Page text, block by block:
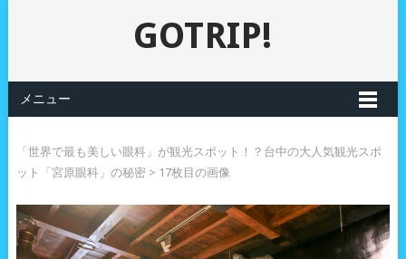
GOTRIP!
メニュー
「世界で最も美しい眼科」が観光スポット！？台中の大人気観光スポ
ット「宮原眼科」の秘密> 17枚目の画像